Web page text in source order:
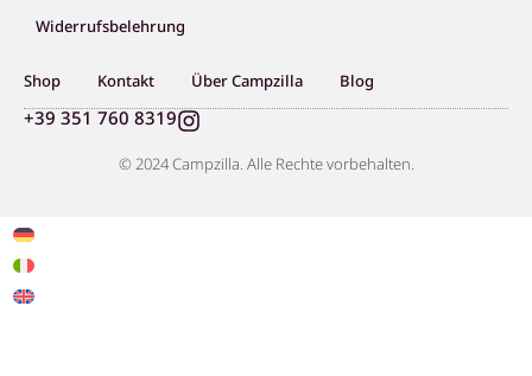
Widerrufsbelehrung
Shop Kontakt Über Campzilla Blog
© 2024 Campzilla. Alle Rechte vorbehalten.
+39 351 760 8319 I
s